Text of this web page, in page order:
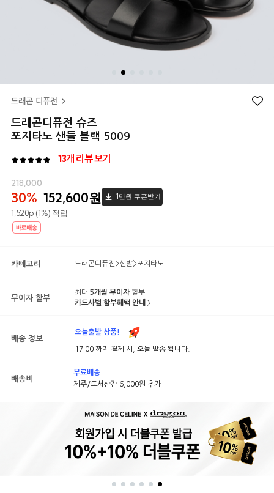
드래곤 디퓨전
드래곤디퓨전 슈즈
포지타노 샌들 블랙 5009
5.0
13개 리뷰 보기
218,000
30% 152,600원 1만원 쿠폰받기
1,520p (1%) 적립
카테고리 드래곤디퓨전>신발>포지타노
무이자 할부
최대 5개월 무이자할부
카드사별 할부혜택 안내
배송 정보
오늘출발 상품!
17:00 까지 결제 시, 오늘 발송 됩니다.
배송비
무료배송
제주/도서산간 6,000원 추가